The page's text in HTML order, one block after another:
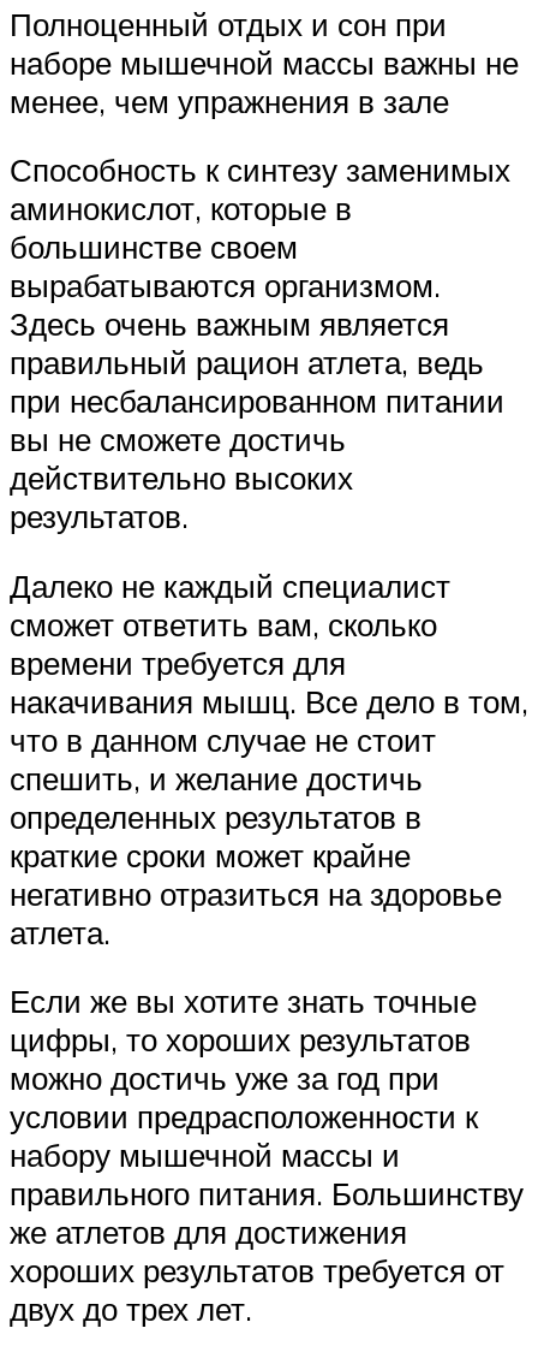
Полноценный отдых и сон при
наборе мышечной массы важны не
менее, чем упражнения в зале
Способность к синтезу заменимых
аминокислот, которые в
большинстве своем
вырабатываются организмом.
Здесь очень важным является
правильный рацион атлета, ведь
при несбалансированном питании
вы не сможете достичь
действительно высоких
результатов.
Далеко не каждый специалист
сможет ответить вам, сколько
времени требуется для
накачивания мышц. Все дело в том,
что в данном случае не стоит
спешить, и желание достичь
определенных результатов в
краткие сроки может крайне
негативно отразиться на здоровье
атлета.
Если же вы хотите знать точные
цифры, то хороших результатов
можно достичь уже за год при
условии предрасположенности к
набору мышечной массы и
правильного питания. Большинству
же атлетов для достижения
хороших результатов требуется от
двух до трех лет.